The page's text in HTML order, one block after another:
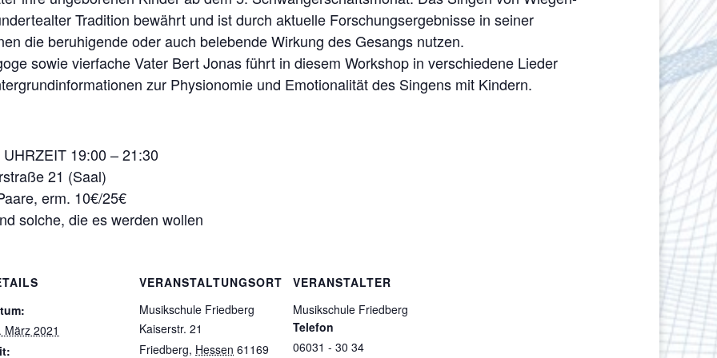
Tradition bewährt und ist durch aktuelle Forschungsergebnisse in seiner
die beruhigende oder auch belebende Wirkung des Gesangs nutzen.
sowie vierfache Vater Bert Jonas führt in diesem Workshop in verschiedene Lieder
zur Physionomie und Emotionalität des Singens mit Kindern.
19:00 – 21:30
21 (Saal)
erm. 10€/25€
solche, die es werden wollen
März 2021
VERANSTALTUNGSORT
Musikschule Friedberg
Kaiserstr. 21
Friedberg, Hessen 61169
VERANSTALTER
Musikschule Friedberg
Telefon
06031 - 30 34